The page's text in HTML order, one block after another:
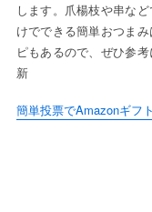
します。爪楊枝や串な
けでできる簡単おつま
ピもあるので、ぜひ参
新
簡単投票でAmazonギフ